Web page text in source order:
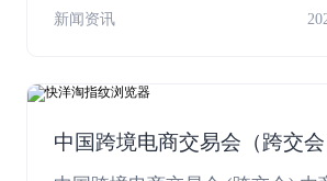
提供专业高效的换标转发、一件
域。易速达为您提供专业、安全
新闻资讯
中国跨境电商交易会（跨交会